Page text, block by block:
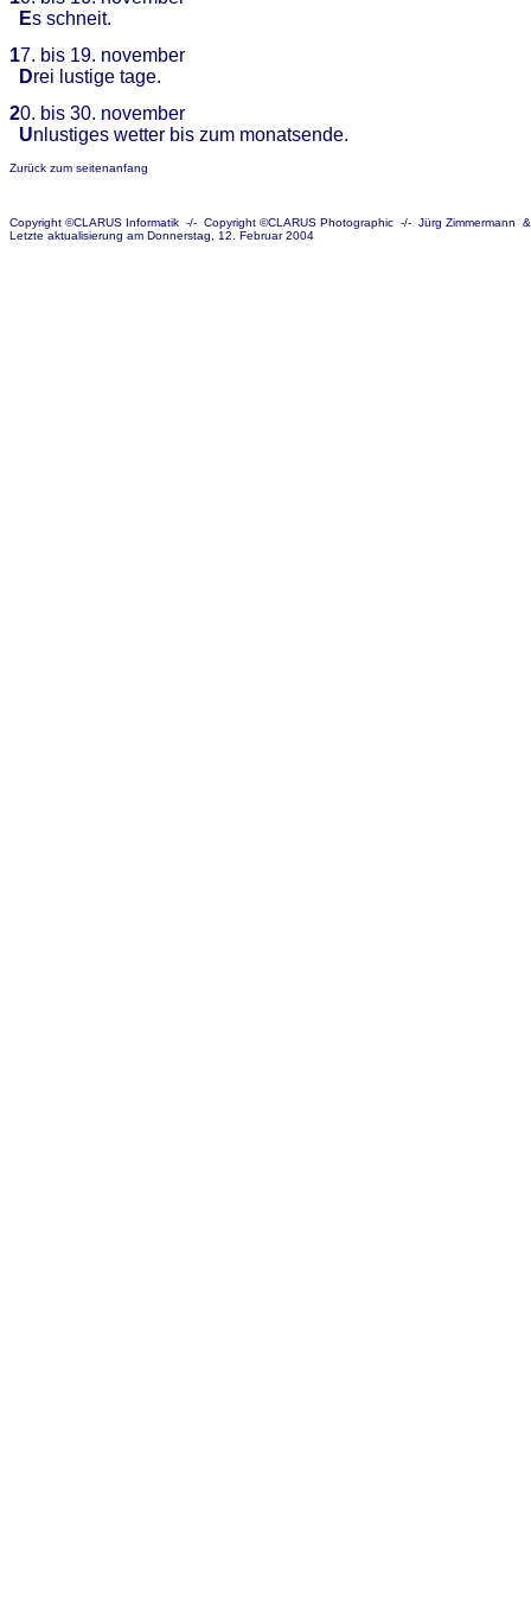
Es schneit.
17. bis 19. november
Drei lustige tage.
20. bis 30. november
Unlustiges wetter bis zum monatsende.
Zurück zum seitenanfang
Copyright ©CLARUS Informatik -/- Copyright ©CLARUS Photographic -/- Jürg Zimmermann
Letzte aktualisierung am Donnerstag, 12. Februar 2004